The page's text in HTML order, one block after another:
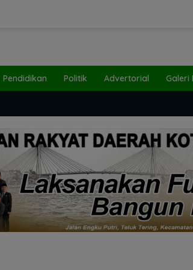
Pendidikan Politik Advertorial Galeri